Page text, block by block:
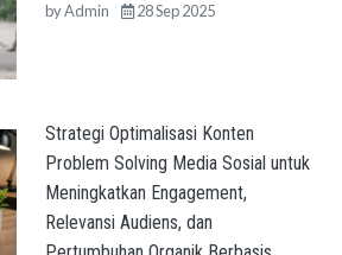
byAdmin 28 Sep 2025
Strategi Optimalisasi Konten
Problem Solving Media Sosial untuk
Meningkatkan Engagement,
Relevansi Audiens, dan